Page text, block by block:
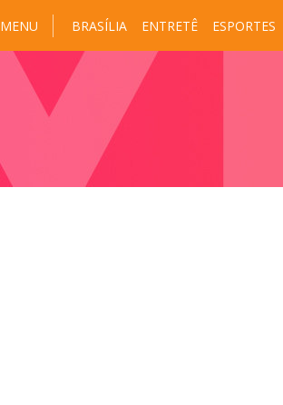
MENU BRASÍLIA ENTRETÊ ESPORTES